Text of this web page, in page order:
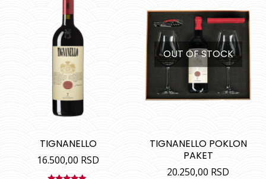
TIGNANELLO
16.500,00 RSD
OUT OF STOCK
TIGNANELLO POKLON
PAKET
20.250,00 RSD